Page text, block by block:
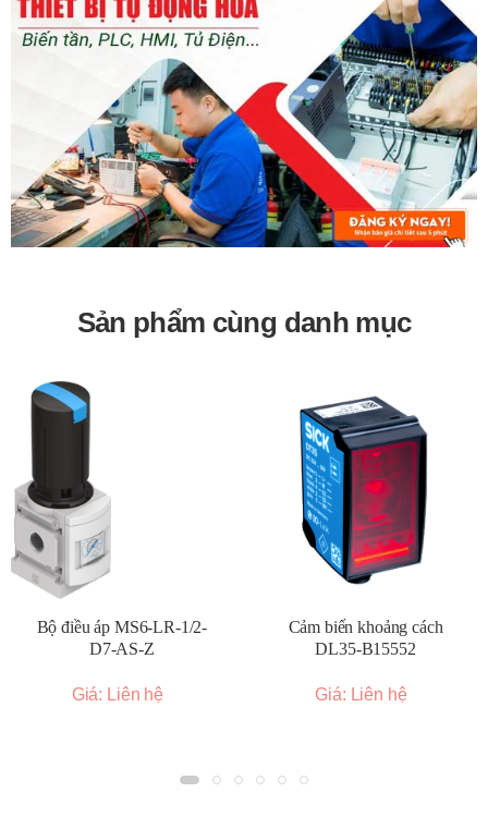
Sản phẩm cùng danh mục
Bộ điều áp MS6-LR-1/2-
D7-AS-Z
Giá: Liên hệ
Cảm biến khoảng cách
DL35-B15552
Giá: Liên hệ